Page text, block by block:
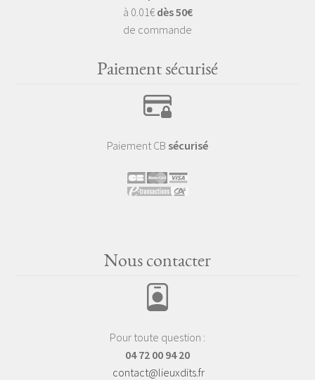
à 0.01€ dès 50€
de commande
Paiement sécurisé
Paiement CB sécurisé
Nous contacter
Pour toute question :
04 72 00 94 20
contact@lieuxdits.fr